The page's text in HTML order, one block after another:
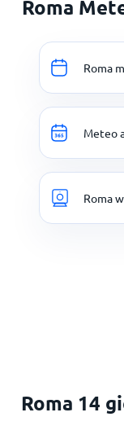
Roma
Roma
Meteo
Roma
Roma 14